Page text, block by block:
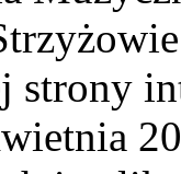
strony